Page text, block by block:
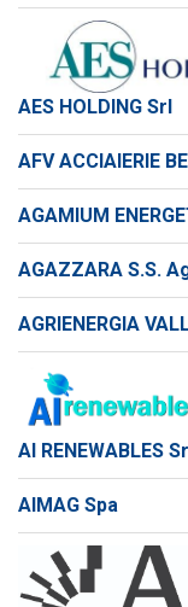
AES HOLDING Srl
AFV ACCIAIERIE
AGAMIUM
AGAZZARA S.S.
AGRIENERGIA
AI RENEWABLES
AIMAG Spa